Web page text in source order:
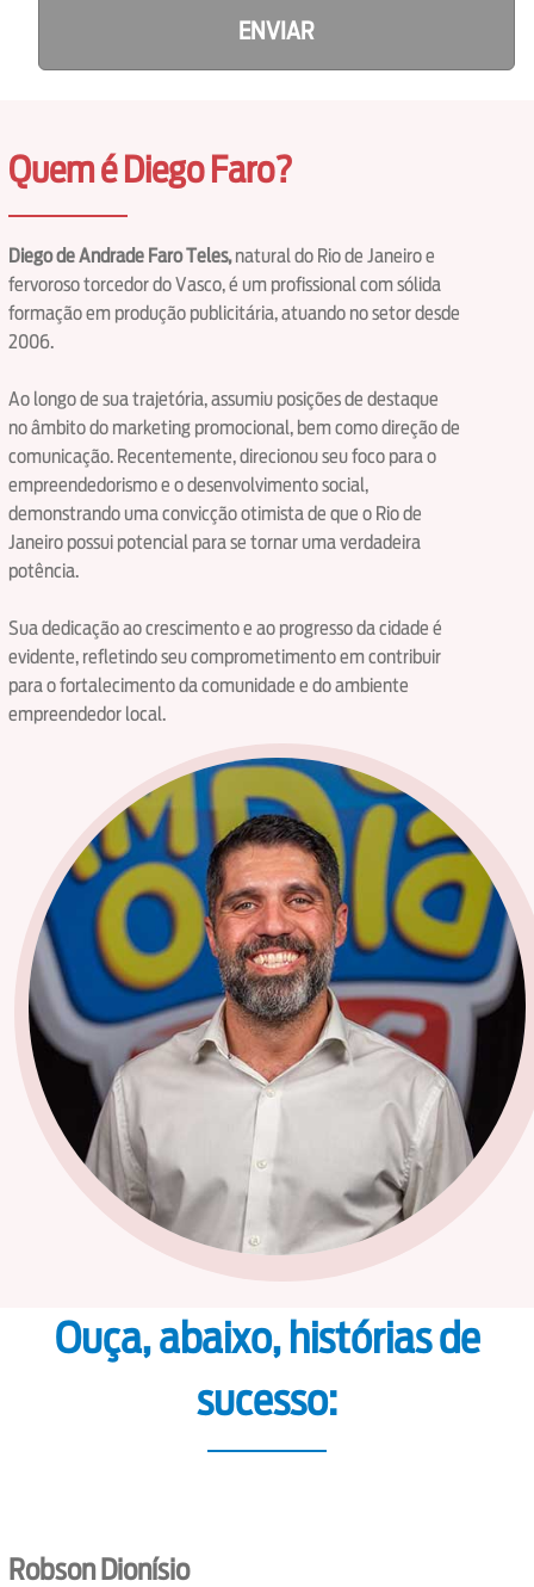
ENVIAR
Quem é Diego Faro?
Diego de Andrade Faro Teles,natural do Rio de Janeiro e
fervoroso torcedor do Vasco, é um profissional com sólida
formação em produção publicitária, atuando no setor desde
2006.
Ao longo de sua trajetória, assumiu posições de destaque
no âmbito do marketing promocional, bem como direção de
comunicação. Recentemente, direcionou seu foco para o
empreendedorismo e o desenvolvimento social,
demonstrando uma convicção otimista de que o Rio de
Janeiro possui potencial para se tornar uma verdadeira
potência.
Sua dedicação ao crescimento e ao progresso da cidade é
evidente, refletindo seu comprometimento em contribuir
para o fortalecimento da comunidade e do ambiente
empreendedor local.
Ouça, abaixo, histórias de
sucesso:
Robson Dionísio